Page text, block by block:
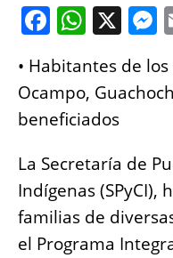
F
a
c
e
b
o
o
k
W
at
s
A
p
p
X
e
g
•⁠ ⁠Habitantes de
Ocampo,
beneficiados
La Secretaría de
Indígenas (SPyCI),
familias de
el Programa